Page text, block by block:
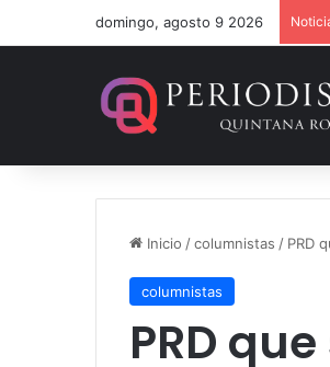
domingo, agosto 9 2026
Inicio /columnistas / PRD
columnistas
PRD